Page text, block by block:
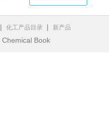
| 化工产品目录 |
新产品
Chemical Book